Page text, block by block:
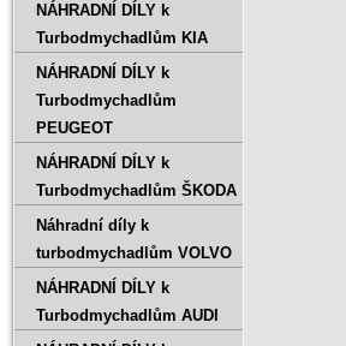
NÁHRADNÍ DÍLY k
Turbodmychadlům KIA
NÁHRADNÍ DÍLY k
Turbodmychadlům
PEUGEOT
NÁHRADNÍ DÍLY k
Turbodmychadlům ŠKODA
Náhradní díly k
turbodmychadlům VOLVO
NÁHRADNÍ DÍLY k
Turbodmychadlům AUDI